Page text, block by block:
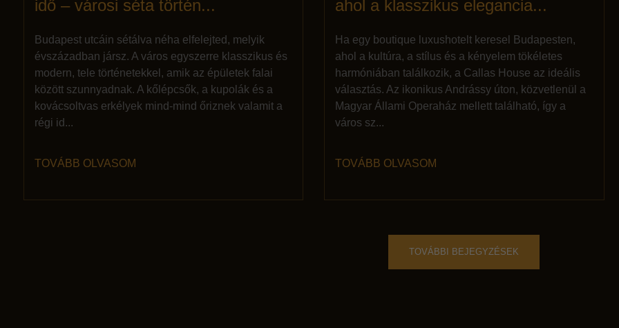
idő – városi séta történ...
Budapest utcáin sétálva néha elfelejted, melyik
évszázadban jársz. A város egyszerre klasszikus és
modern, tele történetekkel, amik az épületek falai
között szunnyadnak. A kőlépcsők, a kupolák és a
kovácsoltvas erkélyek mind-mind őriznek valamit a
régi id...
TOVÁBB OLVASOM
ahol a klasszikus elegancia...
Ha egy boutique luxushotelt keresel Budapesten,
ahol a kultúra, a stílus és a kényelem tökéletes
harmóniában találkozik, a Callas House az ideális
választás. Az ikonikus Andrássy úton, közvetlenül a
Magyar Állami Operaház mellett található, így a
város sz...
TOVÁBB OLVASOM
TOVÁBBI BEJEGYZÉSEK